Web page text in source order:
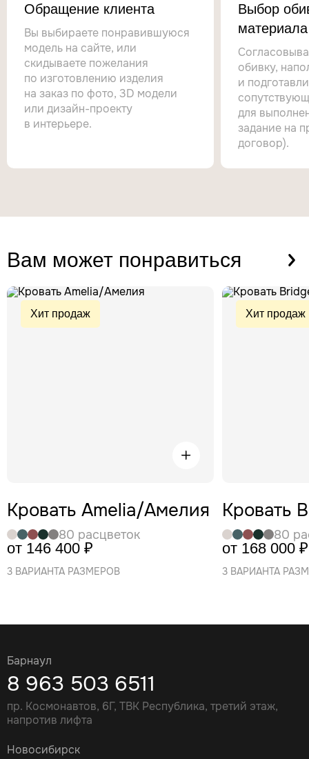
Обращение клиента
Вы выбираете понравившуюся
модель на сайте, или
скидываете пожелания
по изготовлению изделия
на заказ по фото, 3D модели
или дизайн-проекту
в интерьере.
Выбор
обивку,
и
для
задание на
договор).
Вам может понравиться
Хит продаж
Кровать Amelia/Амелия
80 расцветок
от 146 400 ₽
3 ВАРИАНТА РАЗМЕРОВ
Хит продаж
Кровать
80
от 168 000 ₽
3 ВАРИАНТА
Барнаул
8 963 503 6511
пр. Космонавтов, 6Г, ТВК Республика, третий этаж,
напротив лифта
Новосибирск